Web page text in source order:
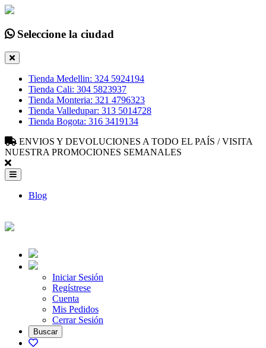
Seleccione la ciudad
Tienda Medellin: 324 5924194
Tienda Cali: 304 5823937
Tienda Monteria: 321 4796323
Tienda Valledupar: 313 5014728
Tienda Bogota: 316 3419134
ENVIOS Y DEVOLUCIONES A TODO EL PAÍS / VISITA
NUESTRA PROMOCIONES SEMANALES
Blog
Iniciar Sesión
Regístrese
Cuenta
Mis Pedidos
Cerrar Sesión